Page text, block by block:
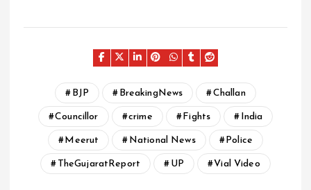
BJP BreakingNews Challan
Councillor crime Fights India
Meerut National News Police
TheGujaratReport UP Vial Video